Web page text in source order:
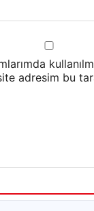
adresim bu